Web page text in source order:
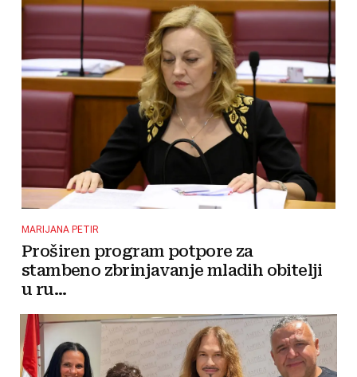
MARIJANA PETIR
Proširen program potpore za
stambeno zbrinjavanje mladih obitelji
u ru...